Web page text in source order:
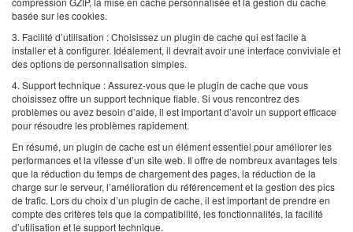
basée sur les cookies.
3. Facilité d’utilisation : Choisissez un plugin de cache qui est facile à
installer et à configurer. Idéalement, il devrait avoir une interface conviviale et
des options de personnalisation simples.
4. Support technique : Assurez-vous que le plugin de cache que vous
choisissez offre un support technique fiable. Si vous rencontrez des
problèmes ou avez besoin d’aide, il est important d’avoir un support efficace
pour résoudre les problèmes rapidement.
En résumé, un plugin de cache est un élément essentiel pour améliorer les
performances et la vitesse d’un site web. Il offre de nombreux avantages tels
que la réduction du temps de chargement des pages, la réduction de la
charge sur le serveur, l’amélioration du référencement et la gestion des pics
de trafic. Lors du choix d’un plugin de cache, il est important de prendre en
compte des critères tels que la compatibilité, les fonctionnalités, la facilité
d’utilisation et le support technique.